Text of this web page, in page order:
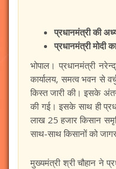
प्रधानमंत्री की
प्रधानमंत्री मोदी
भोपाल। प्रधानमंत्री
कार्यालय, समत्व भवन से
किस्त जारी की। इसके
की गई। इसके साथ ही
लाख 25 हजार किसान
साथ-साथ किसानों को
मुख्यमंत्री श्री चौहान ने